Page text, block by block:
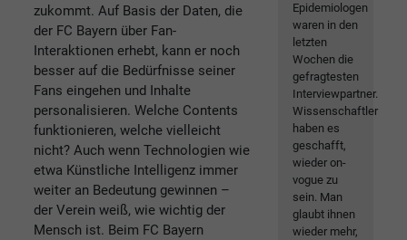
zukommt. Auf Basis der Daten, die
der FC Bayern über Fan-
Interaktionen erhebt, kann er noch
besser auf die Bedürfnisse seiner
Fans eingehen und Inhalte
personalisieren. Welche Contents
funktionieren, welche vielleicht
nicht? Auch wenn Technologien wie
etwa Künstliche Intelligenz immer
weiter an Bedeutung gewinnen –
der Verein weiß, wie wichtig der
Mensch ist. Beim FC Bayern
Epidemiologen
waren in den
letzten
Wochen die
gefragtesten
Interviewpartner.
Wissenschaftler
haben es
geschafft,
wieder on-
vogue zu
sein. Man
glaubt ihnen
wieder mehr,